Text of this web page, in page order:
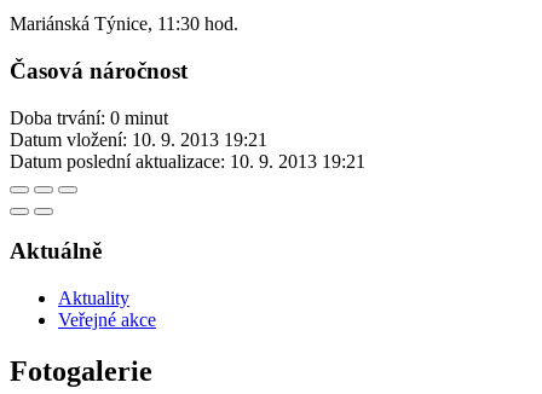
Mariánská Týnice, 11:30 hod.
Časová náročnost
Doba trvání: 0 minut
Datum vložení: 10. 9. 2013 19:21
Datum poslední aktualizace: 10. 9. 2013 19:21
Aktuálně
Aktuality
Veřejné akce
Fotogalerie